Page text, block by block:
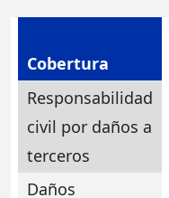
Cobertura
Responsabilidad
civil por daños a
terceros
Daños